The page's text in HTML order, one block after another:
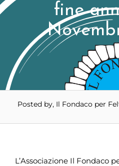
fine
Posted by, Il Fondaco per
L’Associazione Il Fondaco